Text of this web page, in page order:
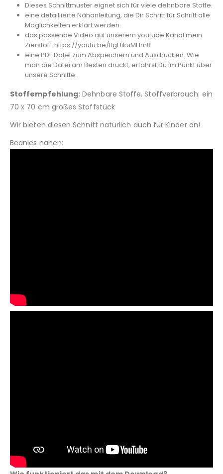
Dieses Schnittmuster eignet sich für viele dehnbare Stoffe.
eine detaillierte Nähanleitung, die Dir Schritt für Schritt alle
Möglichkeiten erklärt werden.
das passende Video auf unserem youtube Kanal mein
Zierstoff: https://youtu.be/ltgHikuMHm8
eine PDF Datei zum Abspeichern und Ausdrucken. Wie
man die Datei am Besten druckt, erfährst Du im Punkt über
unsere Schnitte.
Stoffempfehlung: Dehnbare Stoffe. Stoffverbrauch: ein
70 x 70 cm großes Stoffstück
Wir bieten diesen Schnitt natürlich auch für Kinder an!
Beanies nähen: